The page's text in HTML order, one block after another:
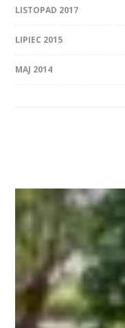
LISTOPAD 2017
LIPIEC 2015
MAJ 2014